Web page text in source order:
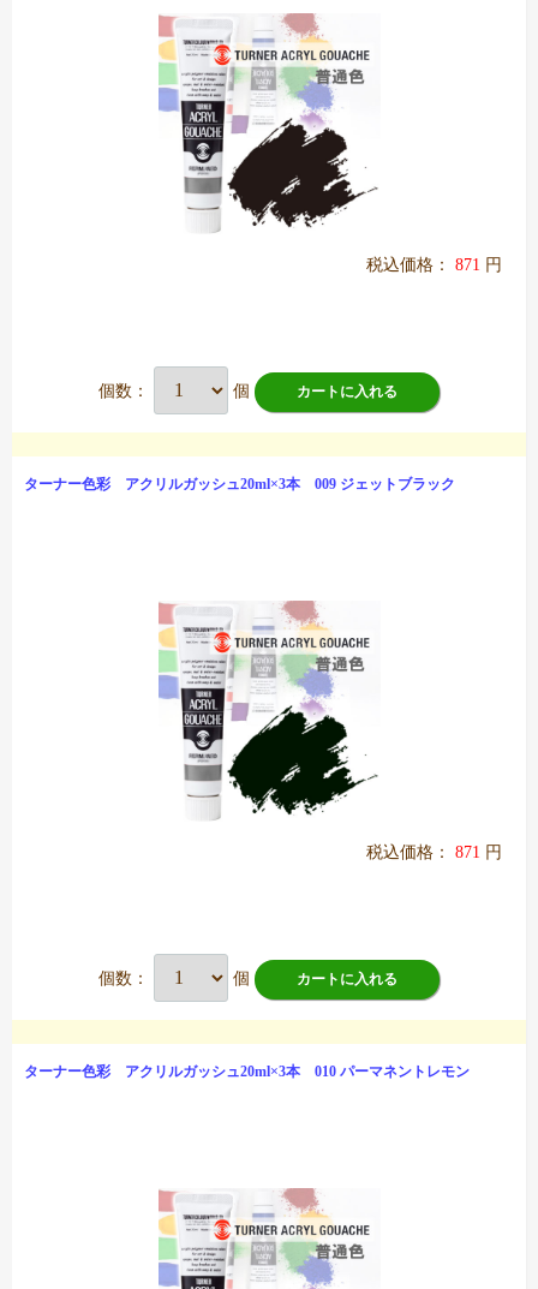
税込価格： 871 円
個数： 個 カートに入れる
ターナー色彩 アクリルガッシュ20ml×3本 009 ジェットブラック
税込価格： 871 円
個数： 個 カートに入れる
ターナー色彩 アクリルガッシュ20ml×3本 010 パーマネントレモン